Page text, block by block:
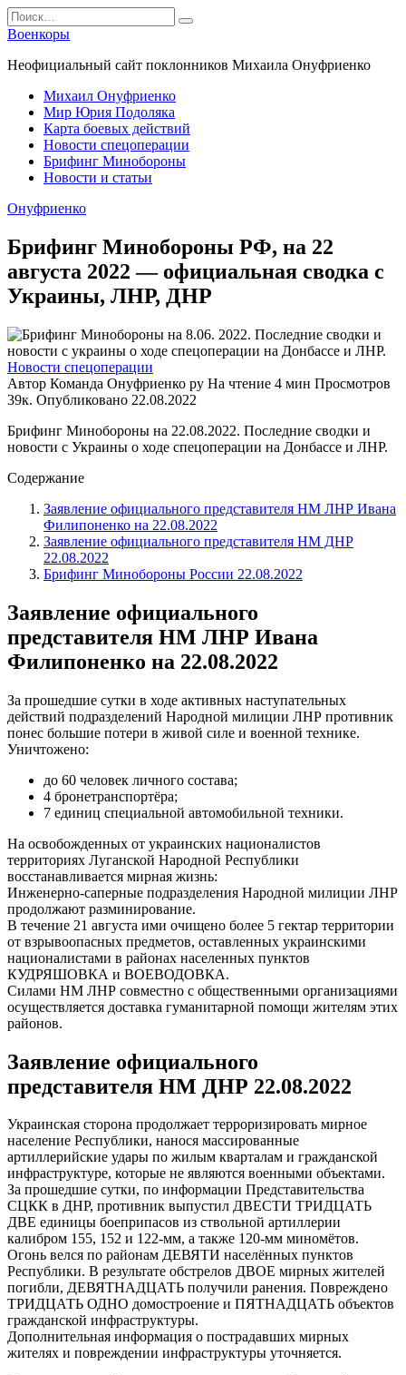
Перейти
к
содержанию
Search
for:
Военкоры
Неофициальный сайт поклонников Михаила Онуфриенко
Михаил Онуфриенко
Мир Юрия Подоляка
Карта боевых действий
Новости спецоперации
Брифинг Минобороны
Новости и статьи
Онуфриенко
Брифинг Минобороны РФ, на 22
августа 2022 — официальная сводка с
Украины, ЛНР, ДНР
Новости спецоперации
Автор Команда Онуфриенко ру На чтение 4 мин Просмотров
39к. Опубликовано 22.08.2022
Брифинг Минобороны на 22.08.2022. Последние сводки и
новости с Украины о ходе спецоперации на Донбассе и ЛНР.
Содержание
Заявление официального представителя НМ ЛНР Ивана
Филипоненко на 22.08.2022
Заявление официального представителя НМ ДНР
22.08.2022
Брифинг Минобороны России 22.08.2022
Заявление официального
представителя НМ ЛНР Ивана
Филипоненко на 22.08.2022
За прошедшие сутки в ходе активных наступательных
действий подразделений Народной милиции ЛНР противник
понес большие потери в живой силе и военной технике.
Уничтожено:
до 60 человек личного состава;
4 бронетранспортёра;
7 единиц специальной автомобильной техники.
На освобожденных от украинских националистов
территориях Луганской Народной Республики
восстанавливается мирная жизнь:
Инженерно-саперные подразделения Народной милиции ЛНР
продолжают разминирование.
В течение 21 августа ими очищено более 5 гектар территории
от взрывоопасных предметов, оставленных украинскими
националистами в районах населенных пунктов
КУДРЯШОВКА и ВОЕВОДОВКА.
Силами НМ ЛНР совместно с общественными организациями
осуществляется доставка гуманитарной помощи жителям этих
районов.
Заявление официального
представителя НМ ДНР 22.08.2022
Украинская сторона продолжает терроризировать мирное
население Республики, нанося массированные
артиллерийские удары по жилым кварталам и гражданской
инфраструктуре, которые не являются военными объектами.
За прошедшие сутки, по информации Представительства
СЦКК в ДНР, противник выпустил ДВЕСТИ ТРИДЦАТЬ
ДВЕ единицы боеприпасов из ствольной артиллерии
калибром 155, 152 и 122-мм, а также 120-мм миномётов.
Огонь велся по районам ДЕВЯТИ населённых пунктов
Республики. В результате обстрелов ДВОЕ мирных жителей
погибли, ДЕВЯТНАДЦАТЬ получили ранения. Повреждено
ТРИДЦАТЬ ОДНО домостроение и ПЯТНАДЦАТЬ объектов
гражданской инфраструктуры.
Дополнительная информация о пострадавших мирных
жителях и повреждении инфраструктуры уточняется.